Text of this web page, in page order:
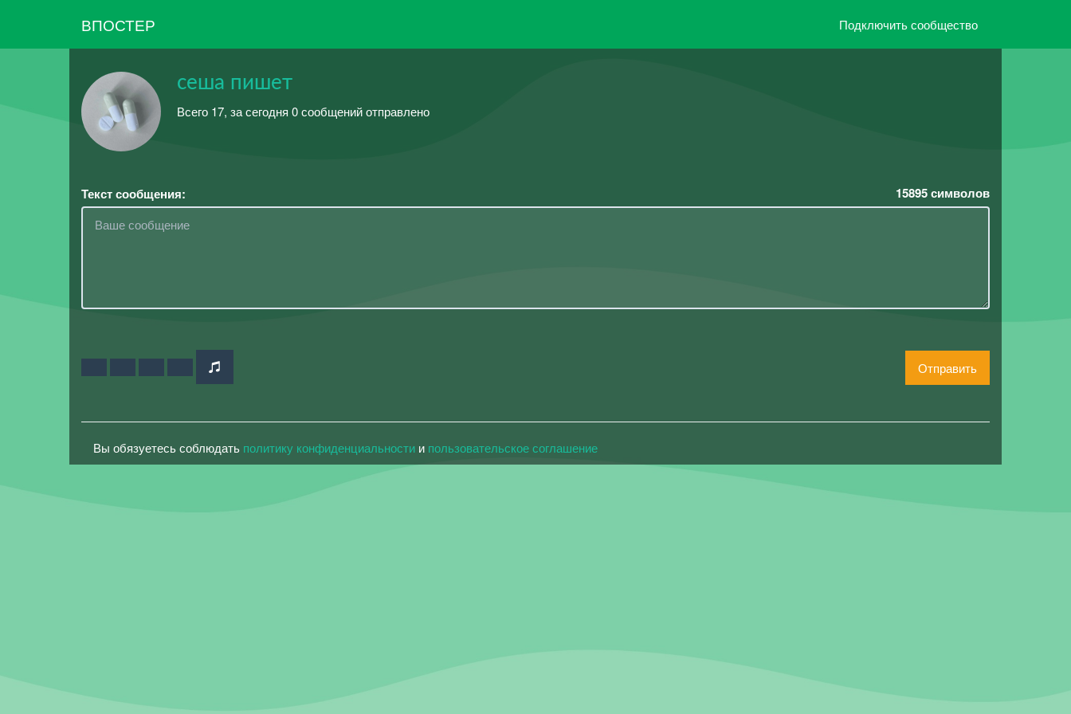
ВПОСТЕР Подключить сообщество
сеша пишет
Всего 17, за сегодня 0 сообщений отправлено
Текст сообщения: 15895символов
Отправить
Вы обязуетесь соблюдать политику конфиденциальности и пользовательское соглашение